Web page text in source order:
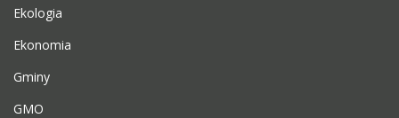
Ekologia
Ekonomia
Gminy
GMO